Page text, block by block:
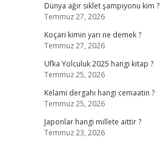
Dünya ağır sıklet şampiyonu kim ?
Temmuz 27, 2026
Koçari kimin yarı ne demek ?
Temmuz 27, 2026
Ufka Yolculuk 2025 hangi kitap ?
Temmuz 25, 2026
Kelami dergahı hangi cemaatin ?
Temmuz 25, 2026
Japonlar hangi millete aittir ?
Temmuz 23, 2026